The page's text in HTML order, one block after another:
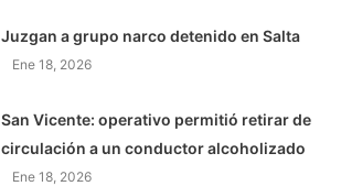
Juzgan a grupo narco detenido en Salta
Ene 18, 2026
San Vicente: operativo permitió retirar de
circulación a un conductor alcoholizado
Ene 18, 2026